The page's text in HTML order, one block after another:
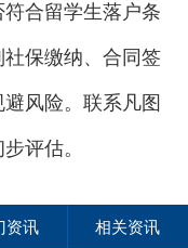
合留学生落户条
保缴纳、合同签
风险。联系凡图
评估。
资讯 相关资讯